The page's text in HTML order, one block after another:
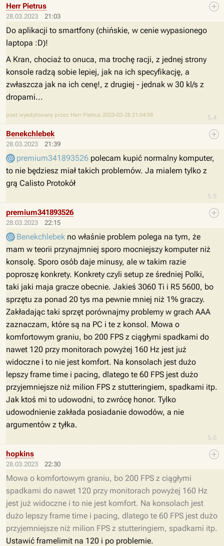
28.03.2023 21:03
5.4
Herr Pietrus
Do aplikacji to smartfony (chińskie, w cenie wypasionego
laptopa :D)!
A Kran, chociaż to onuca, ma trochę racji, z jednej strony
konsole radzą sobie lepiej, jak na ich specyfikację, a
zwłaszcza jak na ich cenę!, z drugiej - jednak w 30 kl/s z
dropami...
post wyedytowany przez Herr Pietrus 2023-03-28 21:04:58
28.03.2023 21:39
5.5
Benekchlebek
premium341893526 polecam kupić normalny komputer,
to nie będziesz miał takich problemów. Ja mialem tylko z
grą Calisto Protokół
28.03.2023 22:15
5.6
premium341893526
Benekchlebek no właśnie problem polega na tym, że
mam w teorii przynajmniej sporo mocniejszy komputer niż
konsolę. Sporo osób daje minusy, ale w takim razie
poproszę konkrety. Konkrety czyli setup ze średniej Polki,
taki jaki maja gracze obecnie. Jakieś 3060 Ti i R5 5600, bo
sprzętu za ponad 20 tys ma pewnie mniej niż 1% graczy.
Zakładając taki sprzęt porównajmy problemy w grach AAA
zaznaczam, które są na PC i te z konsol. Mowa o
komfortowym graniu, bo 200 FPS z ciągłymi spadkami do
nawet 120 przy monitorach powyżej 160 Hz jest już
widoczne i to nie jest komfort. Na konsolach jest dużo
lepszy frame time i pacing, dlatego te 60 FPS jest dużo
przyjemniejsze niż milion FPS z stutteringiem, spadkami itp.
Jak ktoś mi to udowodni, to zwrócę honor. Tylko
udowodnienie zakłada posiadanie dowodów, a nie
argumentów z tyłka.
28.03.2023 22:30
hopkins
Mowa o komfortowym graniu, bo 200 FPS z ciągłymi
spadkami do nawet 120 przy monitorach powyżej 160 Hz
jest już widoczne i to nie jest komfort. Na konsolach jest
dużo lepszy frame time i pacing, dlatego te 60 FPS jest dużo
przyjemniejsze niż milion FPS z stutteringiem, spadkami itp.
Ustawić framelimit na 120 i po problemie.